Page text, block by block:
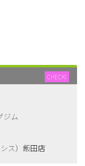
CHECK!
ジム
ス）飯田店